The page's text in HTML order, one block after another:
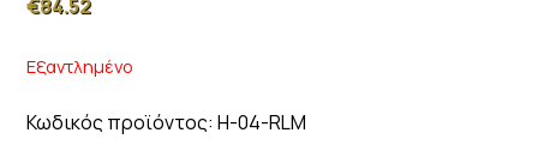
€84.52
Εξαντλημένο
Κωδικός προϊόντος: H-04-RLM